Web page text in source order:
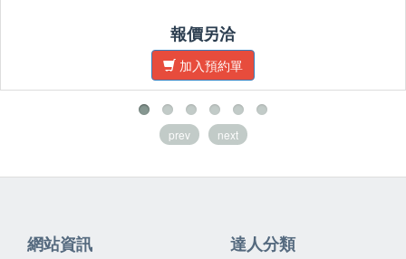
報價另洽
加入預約單
prev next
網站資訊 達人分類